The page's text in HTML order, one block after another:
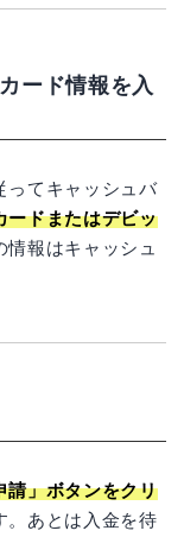
ード情報を入
ってキャッシュバ
ードまたはデビッ
情報はキャッシュ
請」ボタンをクリ
。あとは入金を待